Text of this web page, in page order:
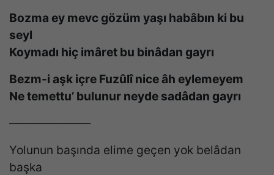
Bozma ey mevc gözüm yaşı habâbın ki bu
seyl
Koymadı hiç imâret bu binâdan gayrı
Bezm-i aşk içre Fuzûlî nice âh eylemeyem
Ne temettu’ bulunur neyde sadâdan gayrı
———————
Yolunun başında elime geçen yok belâdan
başka